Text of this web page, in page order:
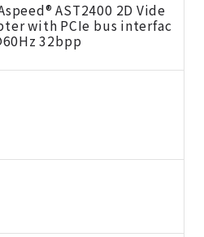
AST2400 2D Vide
with PCIe bus interfac
32bpp